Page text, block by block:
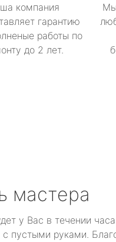
компания
гарантию
работы по
до 2 лет.
мастера
у Вас в течении
с пустыми руками.